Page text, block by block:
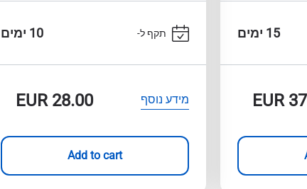
15 ימים
EUR
תקף ל- 10 ימים
מידע נוסף EUR28.00
Add to cart